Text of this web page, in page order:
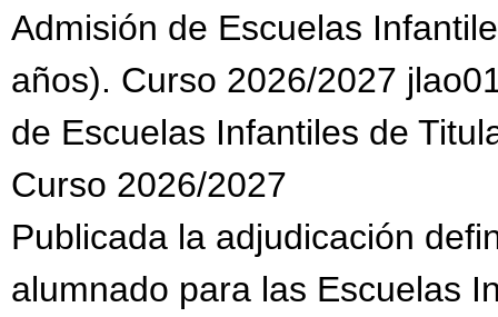
Admisión de Escuelas
años). Curso 2026/2027
de Escuelas Infantiles de
Curso 2026/2027
Publicada la adjudicación
alumnado para las Escuelas